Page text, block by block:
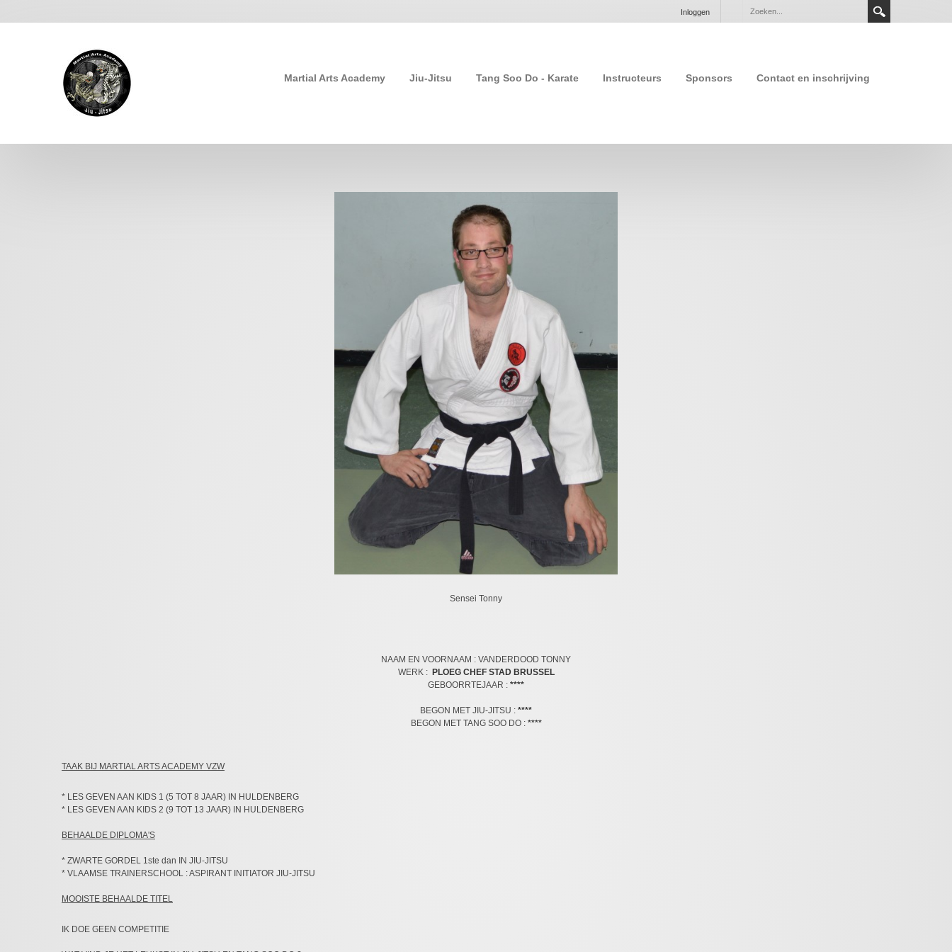
Inloggen
Martial Arts Academy Jiu-Jitsu Tang Soo Do - Karate Instructeurs Sponsors Contact en inschrijving
Sensei Tonny
NAAM EN VOORNAAM : VANDERDOOD TONNY
​WERK : PLOEG CHEF STAD BRUSSEL
GEBOORRTEJAAR : ****
BEGON MET JIU-JITSU : ****
BEGON MET TANG SOO DO : ****
TAAK BIJ MARTIAL ARTS ACADEMY VZW
* LES GEVEN AAN KIDS 1 (5 TOT 8 JAAR) IN HULDENBERG
​* LES GEVEN AAN KIDS 2 (9 TOT 13 JAAR) IN HULDENBERG
BEHAALDE DIPLOMA'S
* ZWARTE GORDEL 1ste dan IN JIU-JITSU
​* VLAAMSE TRAINERSCHOOL : ASPIRANT INITIATOR JIU-JITSU
MOOISTE BEHAALDE TITEL
​IK DOE GEEN COMPETITIE